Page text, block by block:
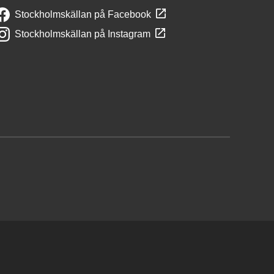
Stockholmskällan på Facebook
Stockholmskällan på Instagram